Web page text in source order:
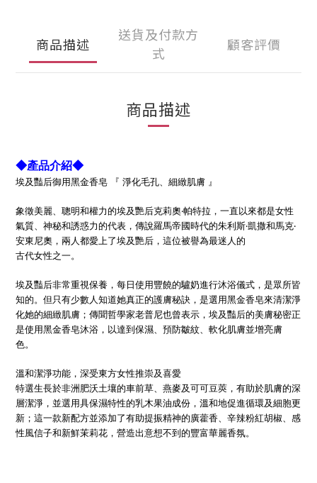
商品描述
送貨及付款方
式
顧客評價
商品描述
◆產品介紹◆
埃及豔后御用黑金香皂 『 淨化毛孔、細緻肌膚 』
象徵美麗、聰明和權力的埃及艷后克莉奧‧帕特拉，一直以來都是女性
氣質、神秘和誘惑力的代表，傳說羅馬帝國時代的朱利斯‧凱撒和馬克‧
安東尼奧，兩人都愛上了埃及艷后，這位被譽為最迷人的
古代女性之一。
埃及豔后非常重視保養，每日使用豐饒的驢奶進行沐浴儀式，是眾所皆
知的。但只有少數人知道她真正的護膚秘訣，是選用黑金香皂來清潔淨
化她的細緻肌膚；傳聞哲學家老普尼也曾表示，埃及豔后的美膚秘密正
是使用黑金香皂沐浴，以達到保濕、預防皺紋、軟化肌膚並增亮膚
色。
溫和潔淨功能，深受東方女性推崇及喜愛
特選生長於非洲肥沃土壤的車前草、燕麥及可可豆莢，有助於肌膚的深
層潔淨，並選用具保濕特性的乳木果油成份，溫和地促進循環及細胞更
新；這一款新配方並添加了有助提振精神的廣藿香、辛辣粉紅胡椒、感
性風信子和新鮮茉莉花，營造出意想不到的豐富華麗香氛。